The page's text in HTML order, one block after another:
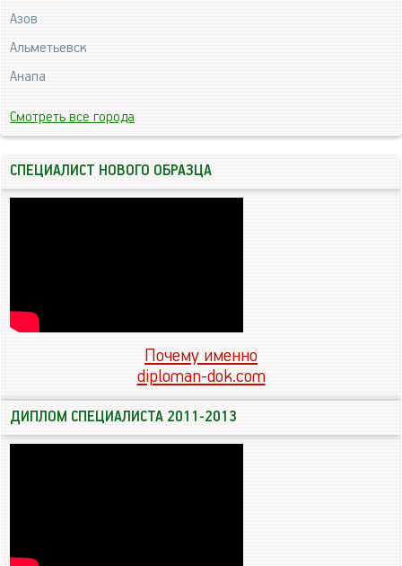
Азов
Альметьевск
Анапа
Смотреть все города
СПЕЦИАЛИСТ НОВОГО ОБРАЗЦА
Почему именно
diploman-dok.com
ДИПЛОМ СПЕЦИАЛИСТА 2011-2013